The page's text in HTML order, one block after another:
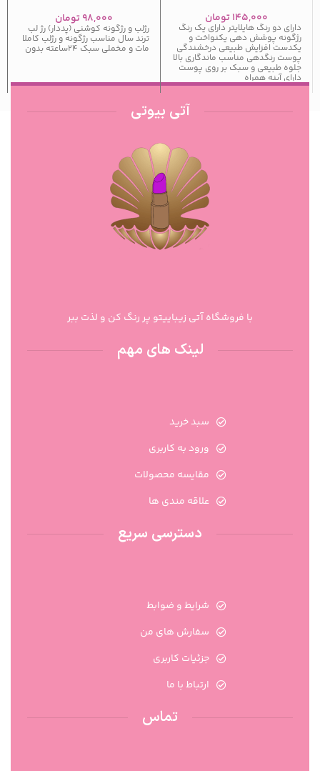
۱۴۵,۰۰۰تومان
دارای دو رنگ هایلایتر دارای یک رنگ
رژگونه پوشش دهی یکنواخت و
یکدست افزایش طبیعی درخشندگی
پوست رنگدهی مناسب ماندگاری بالا
جلوه طبیعی و سبک بر روی پوست
دارای آینه همراه
۹۸,۰۰۰تومان
رژلب و رژگونه کوشنی (پددار) رژ لب
ترند سال مناسب رژگونه و رژلب کاملا
مات و مخملی سبک ۲۴ساعته بدون
آتی بیوتی
با فروشگاه آتی زیباییتو پر رنگ کن و لذت ببر
لینک های مهم
سبد خرید
ورود به کاربری
مقایسه محصولات
علاقه مندی ها
دسترسی سریع
شرایط و ضوابط
سفارش های من
جزئیات کاربری
ارتباط با ما
تماس